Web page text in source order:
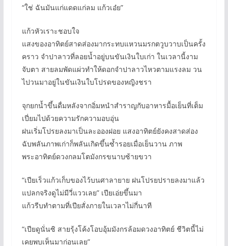
“ใช่ ฉันมันแก่แดดแก่ลม แก้วเอ๋ย”
แก้วหัวเราะชอบใจ
แสงของอาทิตย์สาดส่องมากระทบแหวนมรกตวูบวาบเป็นครั้ง
คราว จำปาลาวที่ลอยน้ำอยู่บนขันเงินใบเก่า ในเวลานี้งาม
จับตา สายลมพัดแผ่วทำให้ดอกจำปาลาวไหวตามแรงลม วน
ไปวนมาอยู่ในขันเงินใบโปรดของหญิงชรา
จุกยกน้ำขึ้นดื่มหลังจากอิ่มหนำสำราญกับอาหารมื้อเย็นที่เต็ม
เปี่ยมไปด้วยความรักความอบอุ่น
ฝนเริ่มโปรยลงมาเป็นละอองฝอย แสงอาทิตย์ยังคงสาดส่อง
ฉับพลันภาพเก่าก็พลันเกิดขึ้นซ้ำรอยเมื่อเย็นวาน ภาพ
พระอาทิตย์ดวงกลมโตมังกรขนาบซ้ายขวา
“เปียเร็วแก้วเก็บของไว้บนศาลายาย ฝนโปรยปรายลงมาแล้ว
แปลกจริงดูไม่มีวี่แววเลย” เปียเอ่ยขึ้นมา
แก้วรีบทำตามที่เปียสั่งภายในเวลาไม่กี่นาที
“เปียดูนั่นซิ สายรุ้งโค้งโอบอุ้มมังกรล้อมดวงอาทิตย์ ชีวิตนี้ไม่
เคยพบเห็นมาก่อนเลย”